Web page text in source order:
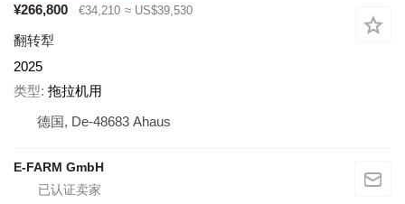
¥266,800
€34,210 ≈ US$39,530
翻转犁
2025
类型 拖拉机用
德国, De-48683 Ahaus
E-FARM GmbH